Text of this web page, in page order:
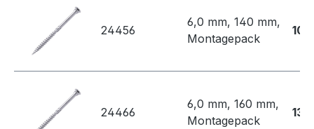
24456
6,0 mm, 140 mm,
Montagepack
24466
6,0 mm, 160 mm,
Montagepack